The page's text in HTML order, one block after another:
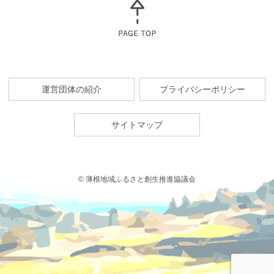
運営団体の紹介 プライバシーポリシー
サイトマップ
© 薄根地域ふるさと創生推進協議会